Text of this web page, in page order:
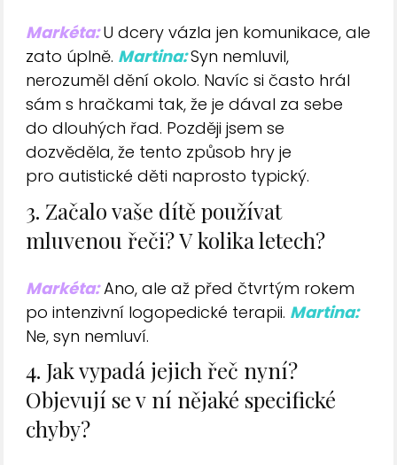
Markéta:U dcery vázla jen komunikace, ale
zato úplně. Martina:Syn nemluvil,
nerozuměl dění okolo. Navíc si často hrál
sám s hračkami tak, že je dával za sebe
do dlouhých řad. Později jsem se
dozvěděla, že tento způsob hry je
pro autistické děti naprosto typický.
3. Začalo vaše dítě používat
mluvenou řeči? V kolika letech?
Markéta:Ano, ale až před čtvrtým rokem
po intenzivní logopedické terapii. Martina:
Ne, syn nemluví.
4. Jak vypadá jejich řeč nyní?
Objevují se v ní nějaké specifické
chyby?